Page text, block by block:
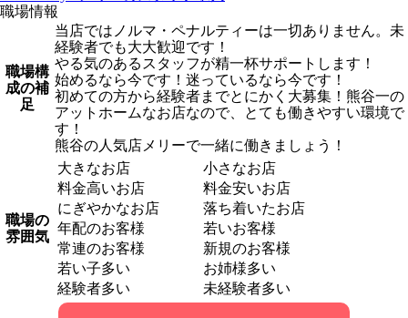
職場情報
職場構
成の補
足
当店ではノルマ・ペナルティーは一切ありません。未
経験者でも大大歓迎です！
やる気のあるスタッフが精一杯サポートします！
始めるなら今です！迷っているなら今です！
初めての方から経験者までとにかく大募集！熊谷一の
アットホームなお店なので、とても働きやすい環境で
す！
熊谷の人気店メリーで一緒に働きましょう！
職場の
雰囲気
大きなお店
小さなお店
料金高いお店
料金安いお店
にぎやかなお店
落ち着いたお店
年配のお客様
若いお客様
常連のお客様
新規のお客様
若い子多い
お姉様多い
経験者多い
未経験者多い